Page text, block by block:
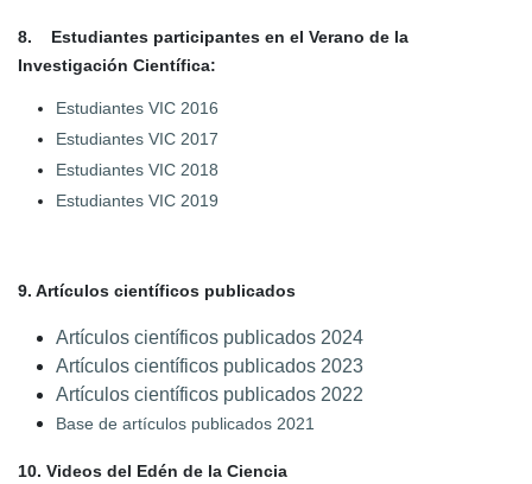
8. Estudiantes participantes en el Verano de la
Investigación Científica:
Estudiantes VIC 2016
Estudiantes VIC 2017
Estudiantes VIC 2018
Estudiantes VIC 2019
9. Artículos científicos publicados
Artículos científicos publicados 2024
Artículos científicos publicados 2023
Artículos científicos publicados 2022
Base de artículos publicados 2021
10. Videos del Edén de la Ciencia